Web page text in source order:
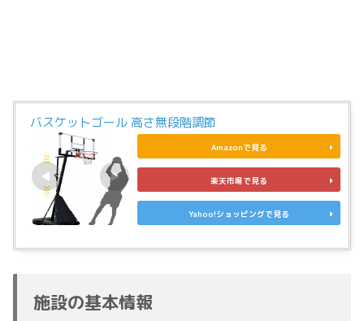
バスケットゴール 高さ無段階調節
Amazonで見る
楽天市場で見る
Yahoo!ショッピングで見る
施設の基本情報